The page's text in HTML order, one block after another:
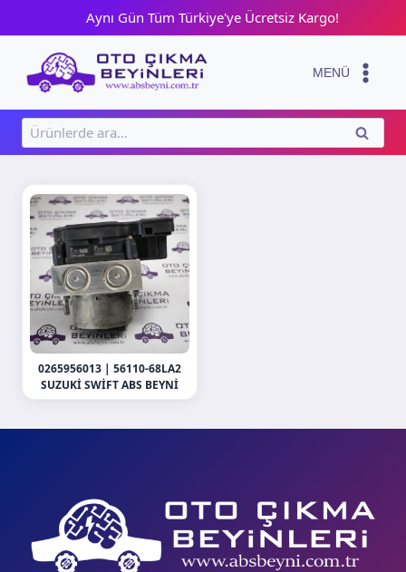
content
Aynı Gün Tüm Türkiye'ye Ücretsiz Kargo!
MENÜ
Ara:
ARA
0265956013 | 56110-68LA2
SUZUKI SWIFT ABS BEYNI